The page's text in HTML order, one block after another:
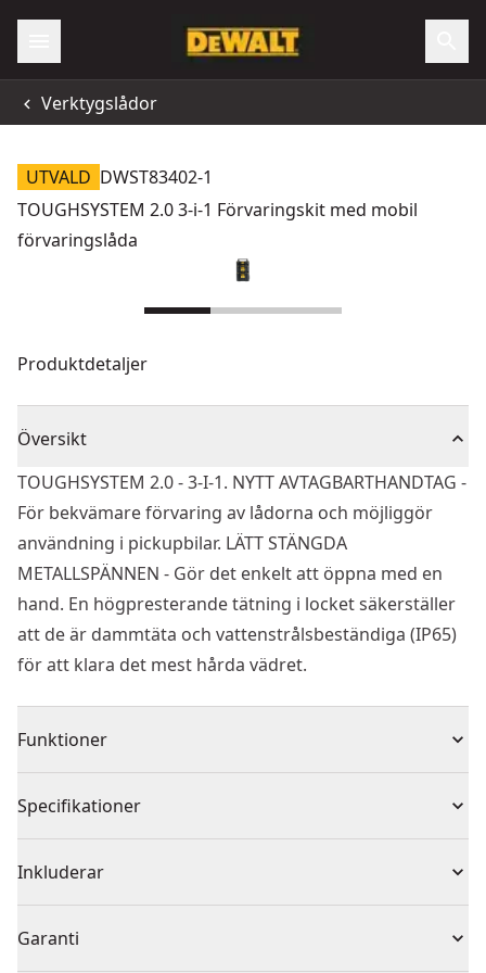
Verktygslådor
UTVALD DWST83402-1
TOUGHSYSTEM 2.0 3-i-1 Förvaringskit med mobil
förvaringslåda
Produktdetaljer
Översikt
TOUGHSYSTEM 2.0 - 3-I-1. NYTT AVTAGBARTHANDTAG -
För bekvämare förvaring av lådorna och möjliggör
användning i pickupbilar. LÄTT STÄNGDA
METALLSPÄNNEN - Gör det enkelt att öppna med en
hand. En högpresterande tätning i locket säkerställer
att de är dammtäta och vattenstrålsbeständiga (IP65)
för att klara det mest hårda vädret.
Funktioner
lådan och gör det möjligt att förvara i bil
enheterna på varandra
De nya metallspännena gör det möjligt att låsa med en
handsmanövrering
Specifikationer
Produkttyp Verktygslåda
Produktmaterial Polykarbonat
Inkluderar
1 x DEWALT TOUGHSYSTEM 2.0 DS300 Djup
Garanti